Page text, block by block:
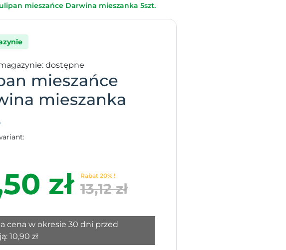
mieszańce Darwina mieszanka 5szt.
dostępne
mieszańce
mieszanka
zł Rabat 20% !
13,12 zł
cena w okresie 30 dni przed
10,90 zł